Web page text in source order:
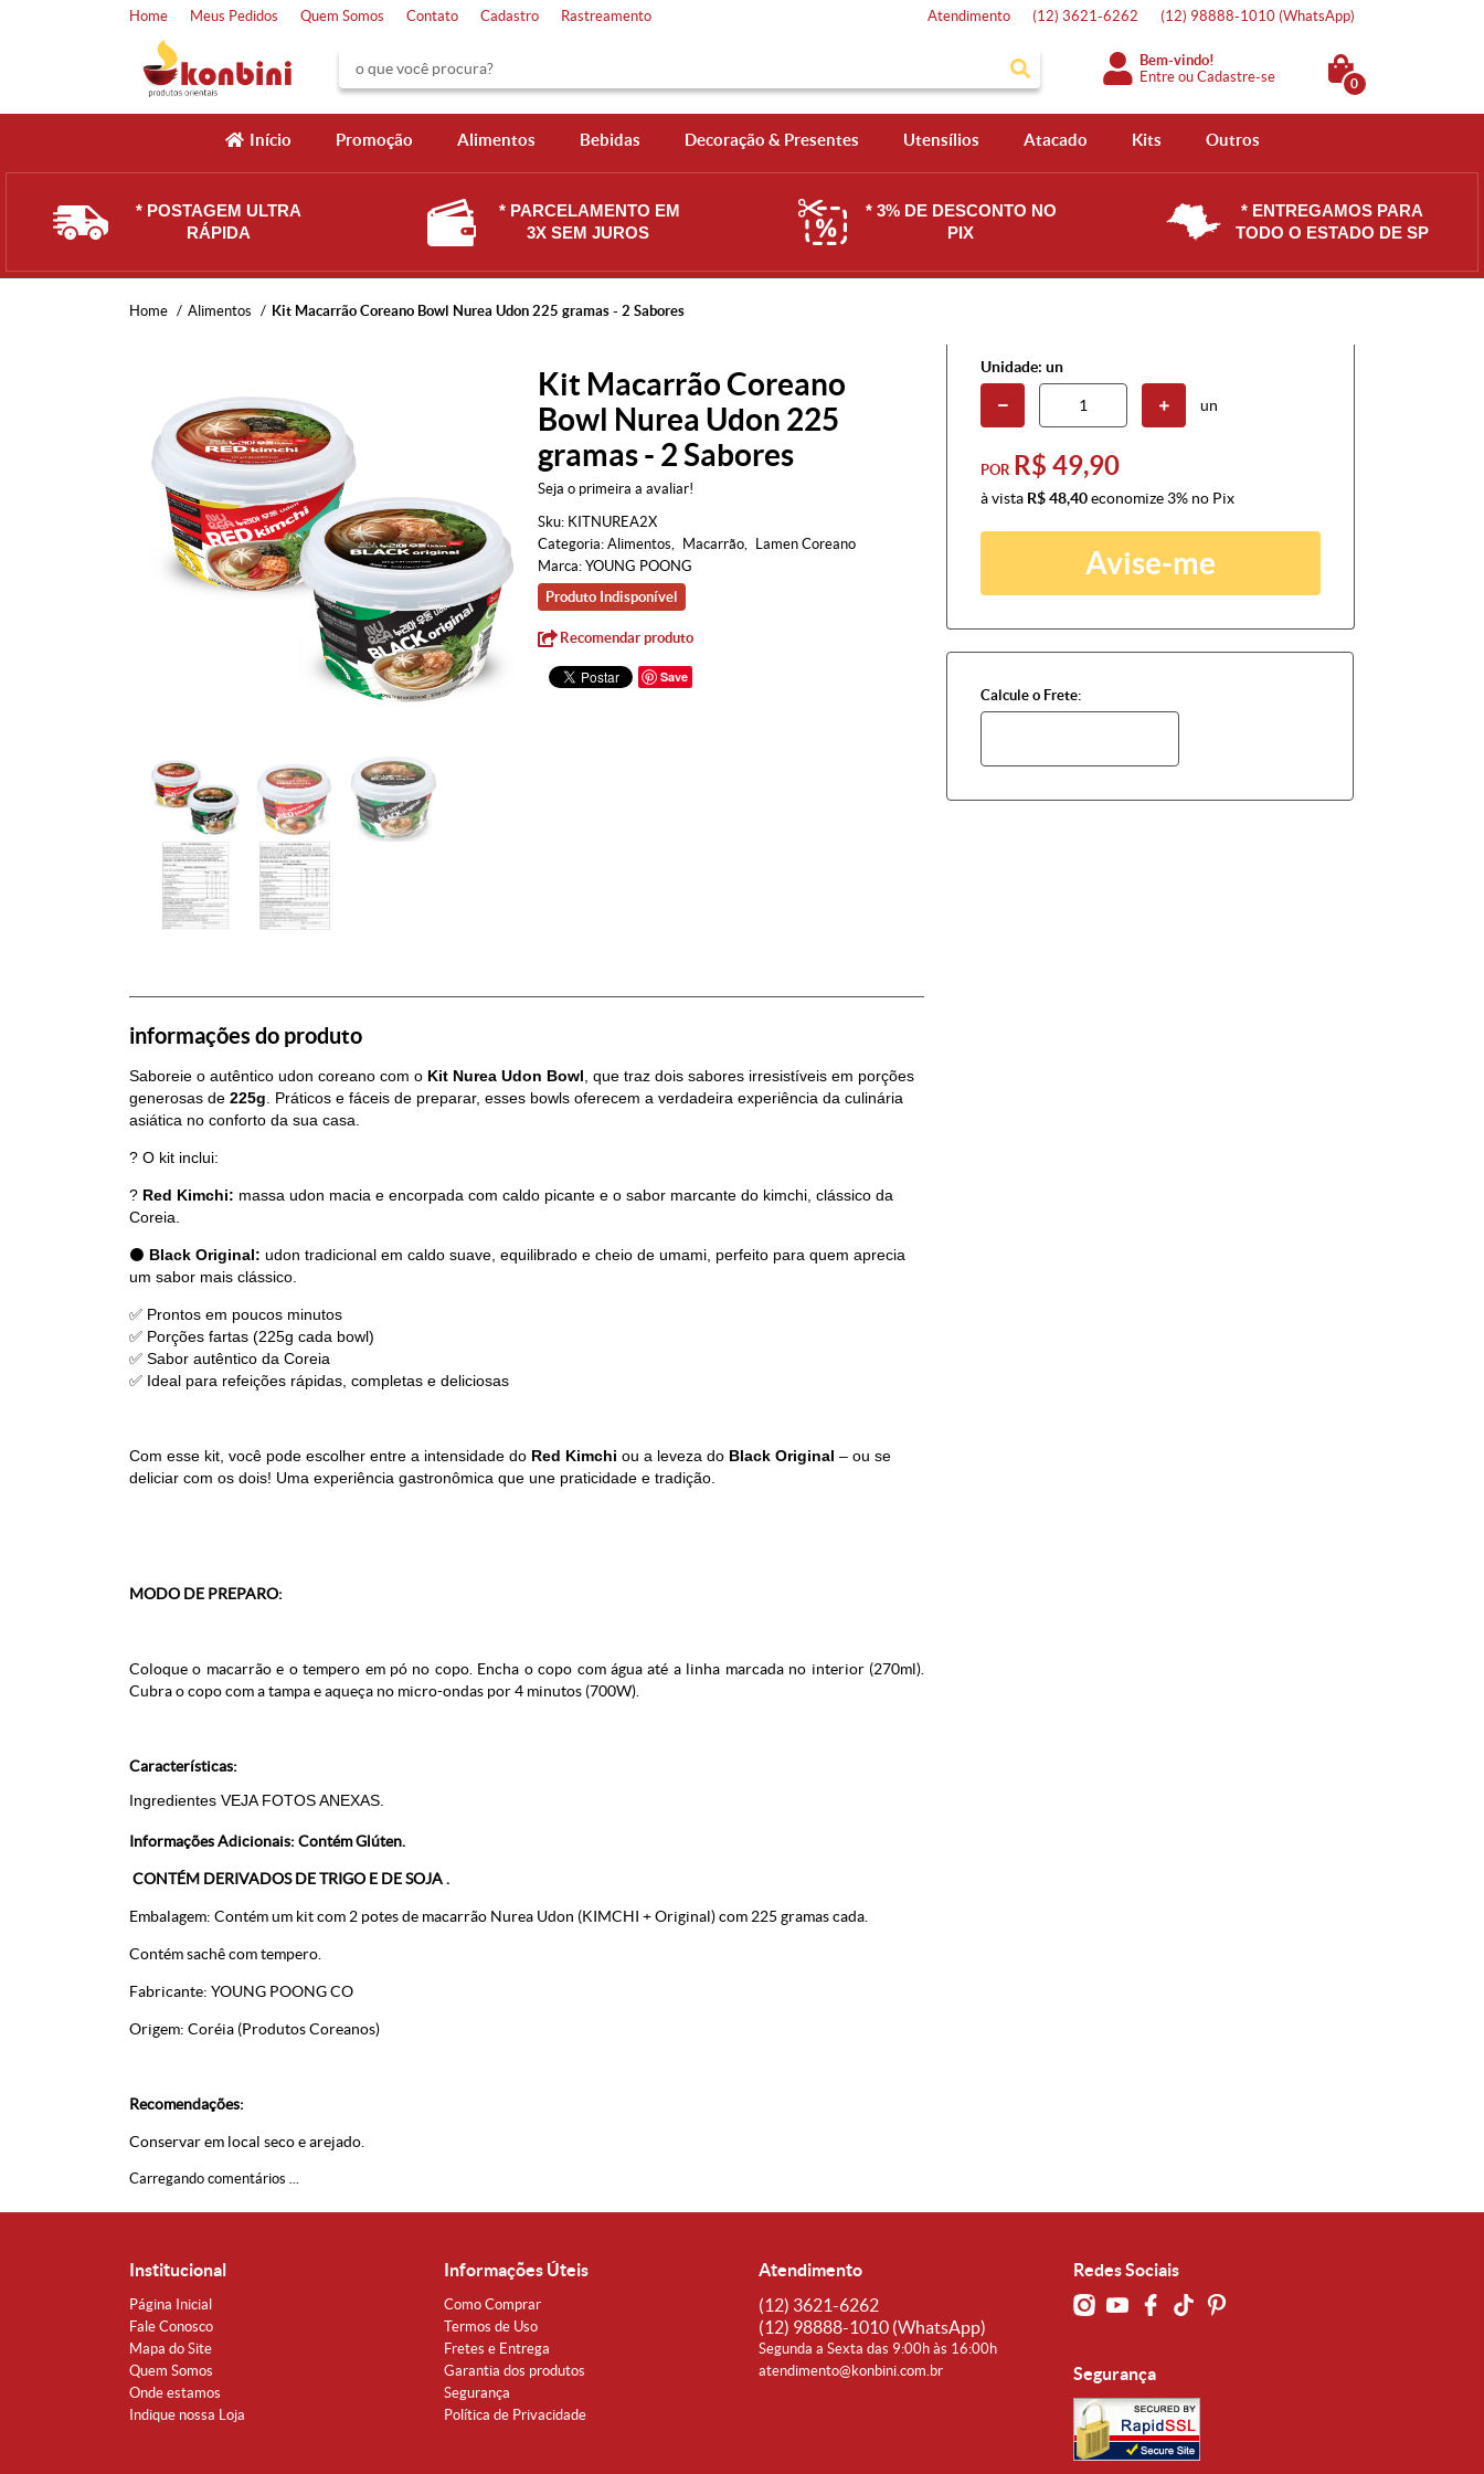
Home Meus Pedidos Quem Somos Contato Cadastro Rastreamento Atendimento (12) 3621-6262 (12) 98888-1010 (WhatsApp)
Bem-vindo!
Entre ouCadastre-se 0
Início Promoção Alimentos Bebidas Decoração & Presentes Utensílios Atacado Kits Outros
* POSTAGEM ULTRA
RÁPIDA
* PARCELAMENTO EM
3X SEM JUROS
* 3% DE DESCONTO NO
PIX
* ENTREGAMOS PARA
TODO O ESTADO DE SP
Home Alimentos Kit Macarrão Coreano Bowl Nurea Udon 225 gramas - 2 Sabores
Kit Macarrão Coreano
Bowl Nurea Udon 225
gramas - 2 Sabores
Seja o primeira a avaliar!
Sku: KITNUREA2X
Categoria: Alimentos Macarrão
Lamen Coreano
Marca: YOUNG POONG
Produto Indisponível
Recomendar produto
Save
Unidade: un
un
POR R$ 49,90
à vista R$ 48,40economize 3% no Pix
Avise-me
Calcule o Frete:
informações do produto
Saboreie o autêntico udon coreano com o Kit Nurea Udon Bowl , que traz dois sabores irresistíveis em porções
generosas de 225g . Práticos e fáceis de preparar, esses bowls oferecem a verdadeira experiência da culinária
asiática no conforto da sua casa.
? O kit inclui:
? Red Kimchi: massa udon macia e encorpada com caldo picante e o sabor marcante do kimchi, clássico da
Coreia.
⚫ Black Original: udon tradicional em caldo suave, equilibrado e cheio de umami, perfeito para quem aprecia
um sabor mais clássico.
✅ Prontos em poucos minutos
✅ Porções fartas (225g cada bowl)
✅ Sabor autêntico da Coreia
✅ Ideal para refeições rápidas, completas e deliciosas
Com esse kit, você pode escolher entre a intensidade do Red Kimchi ou a leveza do Black Original – ou se
deliciar com os dois! Uma experiência gastronômica que une praticidade e tradição.
MODO DE PREPARO:
Coloque o macarrão e o tempero em pó no copo. Encha o copo com água até a linha marcada no interior (270ml).
Cubra o copo com a tampa e aqueça no micro-ondas por 4 minutos (700W).
Características:
Ingredientes VEJA FOTOS ANEXAS.
Informações Adicionais: Contém Glúten.
CONTÉM DERIVADOS DE TRIGO E DE SOJA .
Embalagem: Contém um kit com 2 potes de macarrão Nurea Udon (KIMCHI + Original) com 225 gramas cada.
Contém sachê com tempero.
Fabricante: YOUNG POONG CO
Origem: Coréia (Produtos Coreanos)
Recomendações:
Conservar em local seco e arejado.
Carregando comentários ...
Institucional
Página Inicial
Fale Conosco
Mapa do Site
Quem Somos
Onde estamos
Indique nossa Loja
Informações Úteis
Como Comprar
Termos de Uso
Fretes e Entrega
Garantia dos produtos
Segurança
Política de Privacidade
Atendimento
(12) 3621-6262
(12) 98888-1010 (WhatsApp)
Segunda a Sexta das 9:00h às 16:00h
atendimento@konbini.com.br
Redes Sociais
Segurança